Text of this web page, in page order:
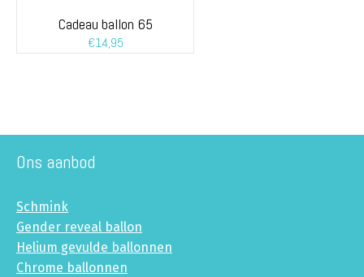
Cadeau ballon 65
€14,95
Ons aanbod
Schmink
Gender reveal ballon
Helium gevulde ballonnen
Chrome ballonnen